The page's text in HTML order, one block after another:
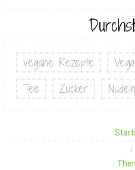
vegane Rezepte
Tee
Zucker Nudeln